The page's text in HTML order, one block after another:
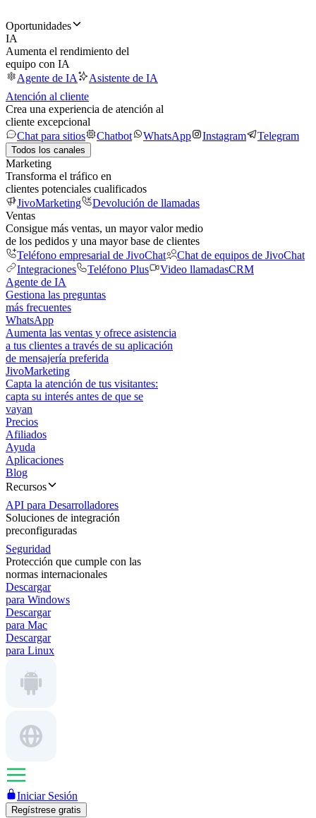
Oportunidades
IA
Aumenta el rendimiento del
equipo con IA
Agente de IA
Asistente de IA
Atención al cliente
Crea una experiencia de atención al
cliente excepcional
Chat para sitios
Chatbot WhatsApp Instagram Telegram
Todos los canales
Marketing
Transforma el tráfico en
clientes potenciales cualificados
JivoMarketing
Devolución de llamadas
Ventas
Consigue más ventas, un mayor valor medio
de los pedidos y una mayor base de clientes
Teléfono empresarial de JivoChat
Chat de equipos de JivoChat
Integraciones
Teléfono Plus Video llamadasCRM
Agente de IA
Gestiona las preguntas
más frecuentes
WhatsApp
Aumenta las ventas y ofrece asistencia
a tus clientes a través de su aplicación
de mensajería preferida
JivoMarketing
Capta la atención de tus visitantes:
capta su interés antes de que se
vayan
Precios
Afiliados
Ayuda
Aplicaciones
Blog
Recursos
API para Desarrolladores
Soluciones de integración
preconfiguradas
Seguridad
Protección que cumple con las
normas internacionales
Descargar
para Windows
Descargar
para Mac
Descargar
para Linux
Iniciar Sesión
Regístrese gratis